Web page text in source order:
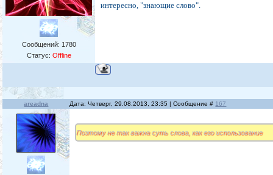
Сообщений: 1780
Статус: Offline
интересно, "знающие слово".
areadna Дата: Четверг, 29.08.2013, 23:35 | Сообщение # 167
Поэтому не так важна суть слова, как его использование